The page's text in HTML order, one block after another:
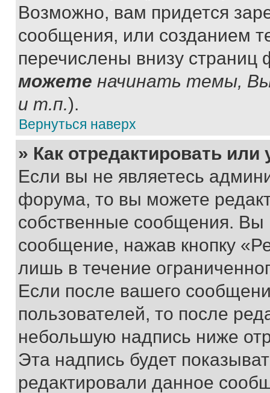
Возможно, вам придется
сообщения, или созданием
перечислены внизу
можете начинать темы,
и т.п.).
Вернуться наверх
» Как отредактировать
Если вы не являетесь
форума, то вы можете
собственные сообщения. Вы
сообщение, нажав кнопку
лишь в течение
Если после вашего
пользователей, то после
небольшую надпись ниже
Эта надпись будет
редактировали данное